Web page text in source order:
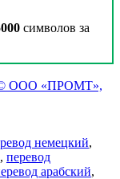
символов за
ООО «ПРОМТ»,
немецкий,
, перевод
арабский,